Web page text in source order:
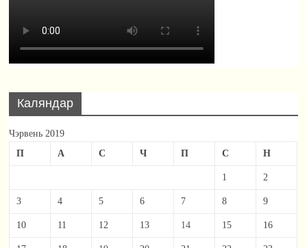
Каляндар
Чэрвень 2019
П
А С Ч П С Н
1 2
3 4 5 6 7 8 9
10 11 12 13 14 15 16